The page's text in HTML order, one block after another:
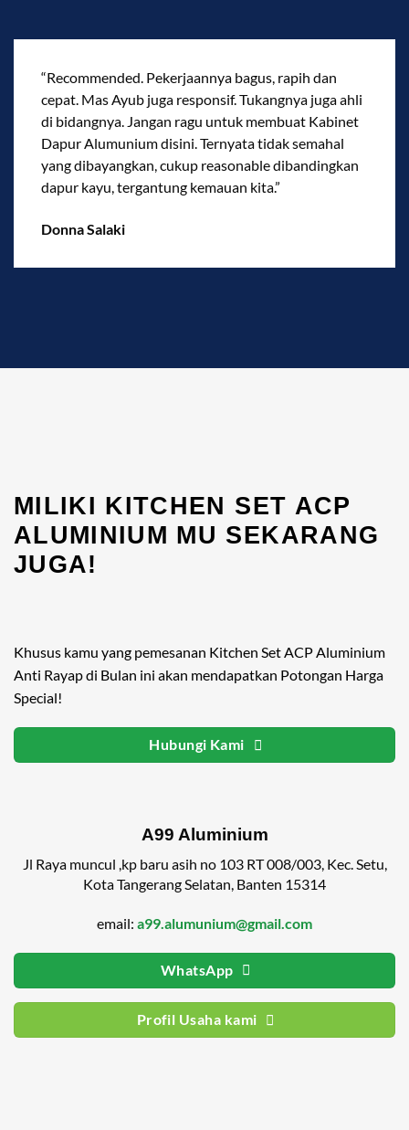
“Recommended. Pekerjaannya bagus, rapih dan
cepat. Mas Ayub juga responsif. Tukangnya juga ahli
di bidangnya. Jangan ragu untuk membuat Kabinet
Dapur Alumunium disini. Ternyata tidak semahal
yang dibayangkan, cukup reasonable dibandingkan
dapur kayu, tergantung kemauan kita.”
Donna Salaki
MILIKI KITCHEN SET ACP
ALUMINIUM MU SEKARANG
JUGA! ​
Khusus kamu yang pemesanan Kitchen Set ACP Aluminium
Anti Rayap di Bulan ini akan mendapatkan Potongan Harga
Special!
Hubungi Kami
A99 Aluminium
Jl Raya muncul ,kp baru asih no 103 RT 008/003, Kec. Setu,
Kota Tangerang Selatan, Banten 15314
email: a99.alumunium@gmail.com
WhatsApp
Profil Usaha kami